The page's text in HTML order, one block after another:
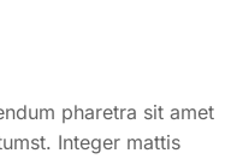
pharetra sit amet
Integer mattis